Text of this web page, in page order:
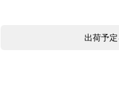
出荷予定